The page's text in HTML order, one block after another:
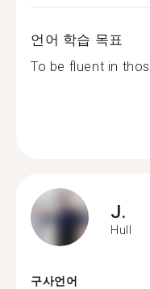
언어 학습 목표
To be fluent in
J.
Hull
구사언어